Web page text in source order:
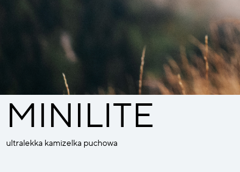
MINILITE
ultralekka kamizelka puchowa